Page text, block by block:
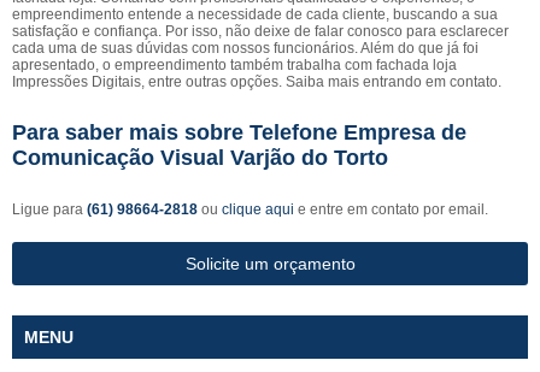
empreendimento entende a necessidade de cada cliente, buscando a sua
satisfação e confiança. Por isso, não deixe de falar conosco para esclarecer
cada uma de suas dúvidas com nossos funcionários. Além do que já foi
apresentado, o empreendimento também trabalha com fachada loja
Impressões Digitais, entre outras opções. Saiba mais entrando em contato.
Para saber mais sobre Telefone Empresa de
Comunicação Visual Varjão do Torto
Ligue para (61) 98664-2818 ou clique aqui e entre em contato por email.
Solicite um orçamento
MENU